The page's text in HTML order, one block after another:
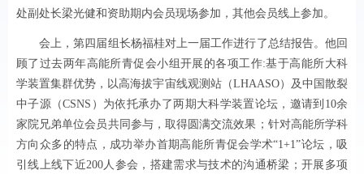
处副处长梁光健和资助期内会员现场参加，其他会员线上参加。
会上，第四届组长杨福桂对上一届工作进行了总结报告。他回
顾了过去两年高能所青促会小组开展的各项工作:基于高能所大科
学装置集群优势，以高海拔宇宙线观测站（LHAASO）及中国散裂
中子源（CSNS）为依托承办了两期大科学装置论坛，邀请到10余
家院兄弟单位会员共同参与，取得圆满交流效果；针对高能所学科
方向众多的特点，成功举办首期高能所青促会学术“1+1”论坛，吸
引线上线下近200人参会，搭建需求与技术的沟通桥梁；开展多项